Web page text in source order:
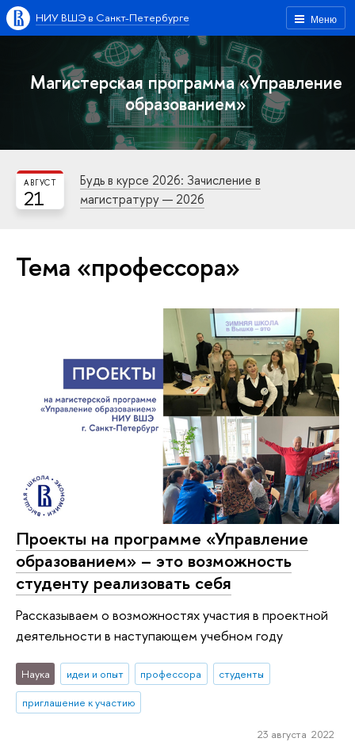
Меню
НИУ ВШЭ в Санкт-Петербурге
Магистерская программа «Управление
образованием»
21
АВГУСТ
Будь в курсе 2026: Зачисление в
магистратуру — 2026
Тема «профессора»
Проекты на программе «Управление
образованием» – это возможность
студенту реализовать себя
Рассказываем о возможностях участия в проектной
деятельности в наступающем учебном году
Наука идеи и опыт профессора
студенты
приглашение к участию
23 августа 2022